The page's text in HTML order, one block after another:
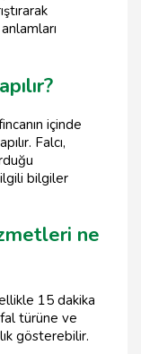
içinde
Falcı,
bilgiler
ne
15 dakika
türüne ve
gösterebilir.